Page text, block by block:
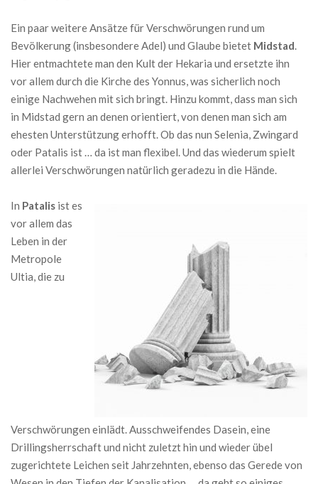
Ein paar weitere Ansätze für Verschwörungen rund um
Bevölkerung (insbesondere Adel) und Glaube bietet Midstad.
Hier entmachtete man den Kult der Hekaria und ersetzte ihn
vor allem durch die Kirche des Yonnus, was sicherlich noch
einige Nachwehen mit sich bringt. Hinzu kommt, dass man sich
in Midstad gern an denen orientiert, von denen man sich am
ehesten Unterstützung erhofft. Ob das nun Selenia, Zwingard
oder Patalis ist … da ist man flexibel. Und das wiederum spielt
allerlei Verschwörungen natürlich geradezu in die Hände.
In Patalis ist es
vor allem das
Leben in der
Metropole
Ultia, die zu
Verschwörungen einlädt. Ausschweifendes Dasein, eine
Drillingsherrschaft und nicht zuletzt hin und wieder übel
zugerichtete Leichen seit Jahrzehnten, ebenso das Gerede von